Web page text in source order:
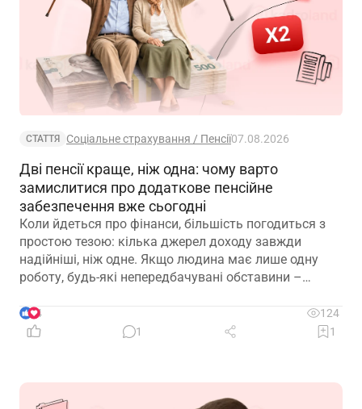
СТАТТЯ Соціальне страхування / Пенсії07.08.2026
Дві пенсії краще, ніж одна: чому варто
замислитися про додаткове пенсійне
забезпечення вже сьогодні
Коли йдеться про фінанси, більшість погодиться з
простою тезою: кілька джерел доходу завжди
надійніші, ніж одне. Якщо людина має лише одну
роботу, будь-які непередбачувані обставини –
окремій галузі – можуть миттєво позбавити її
доходу. Саме тому диверсифікація давно
застосовують до пенсійного забезпечення
4
124
1
1